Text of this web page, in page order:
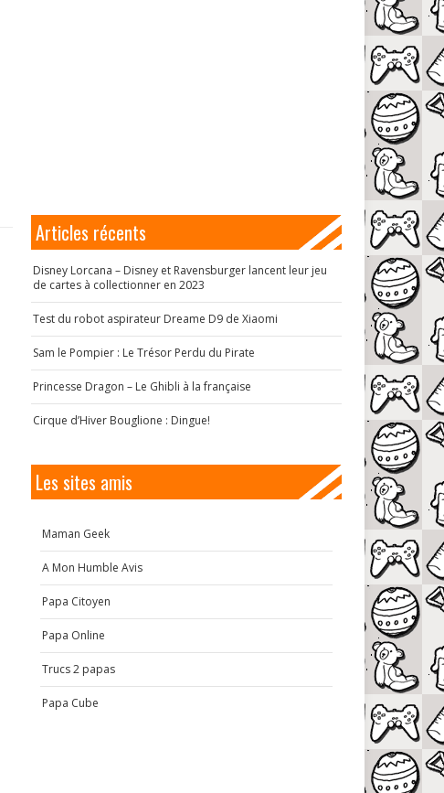
Articles récents
Disney Lorcana – Disney et Ravensburger lancent leur jeu
de cartes à collectionner en 2023
Test du robot aspirateur Dreame D9 de Xiaomi
Sam le Pompier : Le Trésor Perdu du Pirate
Princesse Dragon – Le Ghibli à la française
Cirque d’Hiver Bouglione : Dingue!
Les sites amis
Maman Geek
A Mon Humble Avis
Papa Citoyen
Papa Online
Trucs 2 papas
Papa Cube